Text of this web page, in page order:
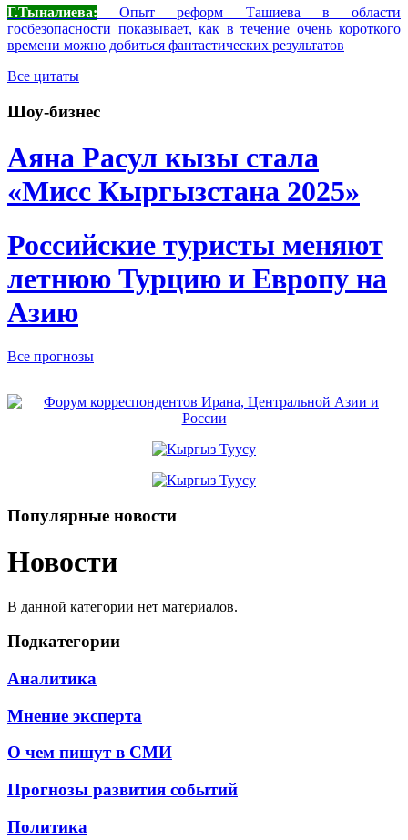
Г.Тыналиева: Опыт реформ Ташиева в области
госбезопасности показывает, как в течение очень короткого
времени можно добиться фантастических результатов
Все цитаты
Шоу-бизнес
Аяна Расул кызы стала
«Мисс Кыргызстана 2025»
Российские туристы меняют
летнюю Турцию и Европу на
Азию
Все прогнозы
Популярные новости
Новости
В данной категории нет материалов.
Подкатегории
Аналитика
Мнение эксперта
О чем пишут в СМИ
Прогнозы развития событий
Политика